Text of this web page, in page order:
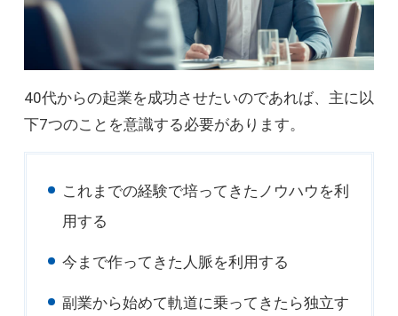
40代からの起業を成功させたいのであれば、主に以
下7つのことを意識する必要があります。
これまでの経験で培ってきたノウハウを利
用する
今まで作ってきた人脈を利用する
副業から始めて軌道に乗ってきたら独立す